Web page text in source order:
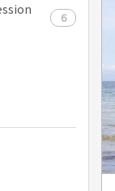
6